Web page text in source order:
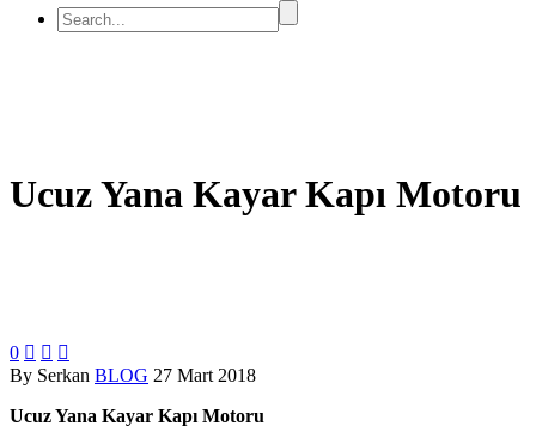
Ucuz Yana Kayar Kapı Motoru
0   
By Serkan BLOG 27 Mart 2018
Ucuz Yana Kayar Kapı Motoru